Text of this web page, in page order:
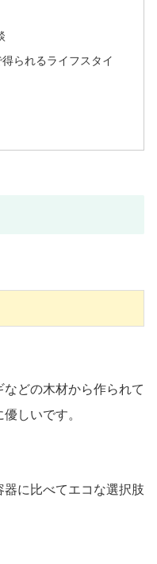
られるライフスタイ
どの木材から作られて
しいです。
に比べてエコな選択肢